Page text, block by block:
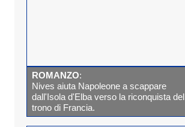
ROMANZO:
Nives aiuta Napoleone a scappare
dall'Isola d'Elba verso la riconquista del
trono di Francia.